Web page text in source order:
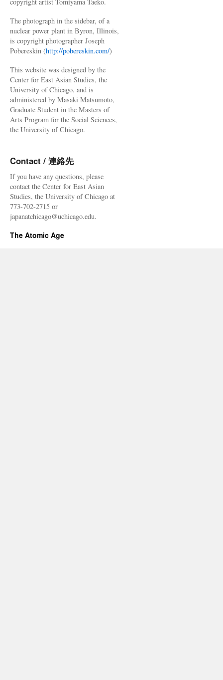
The photograph in the sidebar, of a
nuclear power plant in Byron, Illinois,
is copyright photographer Joseph
Pobereskin (http://pobereskin.com/)
This website was designed by the
Center for East Asian Studies, the
University of Chicago, and is
administered by Masaki Matsumoto,
Graduate Student in the Masters of
Arts Program for the Social Sciences,
the University of Chicago.
Contact / 連絡先
If you have any questions, please
contact the Center for East Asian
Studies, the University of Chicago at
773-702-2715 or
japanatchicago@uchicago.edu.
The Atomic Age